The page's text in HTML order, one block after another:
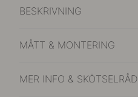
BESKRIVNING
MÅTT & MONTERING
MER INFO & SKÖTSELRÅD